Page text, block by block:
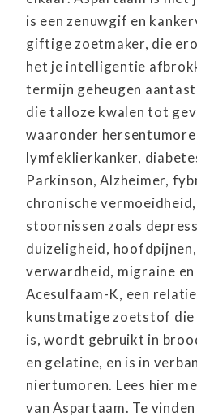
is een zenuwgif en
giftige zoetmaker, die
het je intelligentie
termijn geheugen
die talloze kwalen tot
waaronder
lymfeklierkanker,
Parkinson, Alzheimer,
chronische
stoornissen zoals
duizeligheid,
verwardheid, migraine
Acesulfaam-K, een
kunstmatige zoetstof
is, wordt gebruikt in
en gelatine, en is in
niertumoren. Lees hier
van Aspartaam. Te